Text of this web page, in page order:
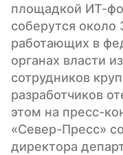
площадкой ИТ-
соберутся около
работающих в
органах власти
сотрудников
разработчиков
этом на пресс-
«Север-Пресс»
директора